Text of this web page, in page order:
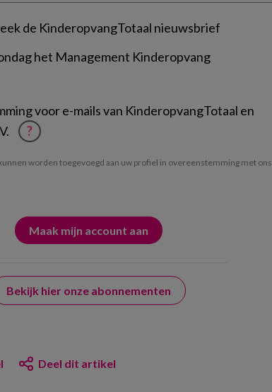
de KinderopvangTotaal nieuwsbrief
het Management Kinderopvang
voor e-mails van KinderopvangTotaal en
?
worden toegevoegd aan uw profiel in overeenstemming met ons
Bekijk hier onze abonnementen
Deel dit artikel